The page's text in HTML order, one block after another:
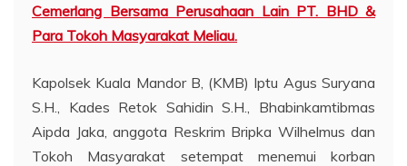
Cemerlang Bersama Perusahaan Lain PT. BHD &
Para Tokoh Masyarakat Meliau.
Kapolsek Kuala Mandor B, (KMB) Iptu Agus Suryana
S.H., Kades Retok Sahidin S.H., Bhabinkamtibmas
Aipda Jaka, anggota Reskrim Bripka Wilhelmus dan
Tokoh Masyarakat setempat menemui korban